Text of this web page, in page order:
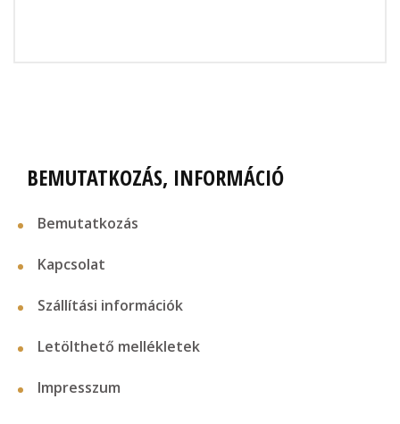
BEMUTATKOZÁS, INFORMÁCIÓ
Bemutatkozás
Kapcsolat
Szállítási információk
Letölthető mellékletek
Impresszum